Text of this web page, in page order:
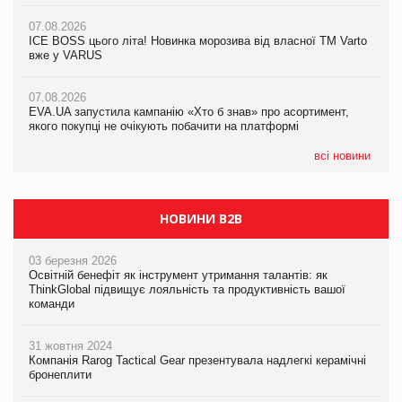
07.08.2026
ICE BOSS цього літа! Новинка морозива від власної ТМ Varto
вже у VARUS
07.08.2026
EVA.UA запустила кампанію «Хто б знав» про асортимент,
якого покупці не очікують побачити на платформі
всі новини
07.08.2026
ICE BOSS цього літа! Новинка морозива від власної ТМ Varto
вже у VARUS
07.08.2026
EVA.UA запустила кампанію «Хто б знав» про асортимент,
якого покупці не очікують побачити на платформі
Продажі Hugo Boss впали на 9%
НОВИНИ B2B
03 березня 2026
Освітній бенефіт як інструмент утримання талантів: як
ThinkGlobal підвищує лояльність та продуктивність вашої
команди
31 жовтня 2024
Компанія Rarog Tactical Gear презентувала надлегкі керамічні
бронеплити